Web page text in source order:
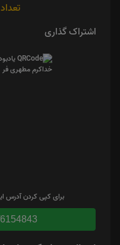
تعداد
اشتراک گذاری
برای کپی کردن آدرس